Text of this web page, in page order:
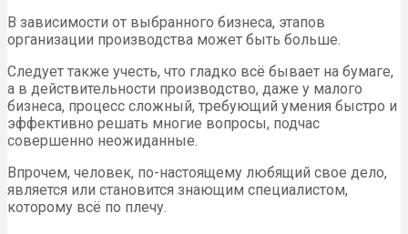
В зависимости от выбранного бизнеса, этапов
организации производства может быть больше.
Следует также учесть, что гладко всё бывает на бумаге,
а в действительности производство, даже у малого
бизнеса, процесс сложный, требующий умения быстро и
эффективно решать многие вопросы, подчас
совершенно неожиданные.
Впрочем, человек, по-настоящему любящий свое дело,
является или становится знающим специалистом,
которому всё по плечу.